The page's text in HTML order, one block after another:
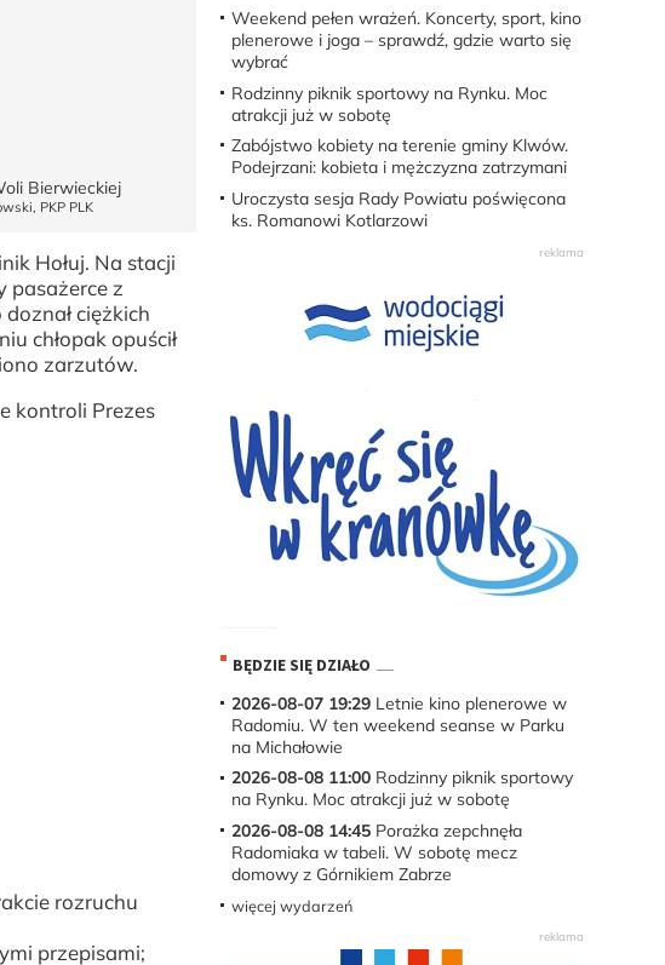
Bierwieckiej
PKP PLK
Hołuj. Na stacji
pasażerce z
ciężkich
chłopak opuścił
zarzutów.
kontroli Prezes
rozruchu
przepisami;
Weekend pełen wrażeń. Koncerty, sport, kino
plenerowe i joga – sprawdź, gdzie warto się
wybrać
Rodzinny piknik sportowy na Rynku. Moc
atrakcji już w sobotę
Zabójstwo kobiety na terenie gminy Klwów.
Podejrzani: kobieta i mężczyzna zatrzymani
Uroczysta sesja Rady Powiatu poświęcona
ks. Romanowi Kotlarzowi
BĘDZIE SIĘ DZIAŁO
2026-08-07 19:29Letnie kino plenerowe w
Radomiu. W ten weekend seanse w Parku
na Michałowie
2026-08-08 11:00Rodzinny piknik sportowy
na Rynku. Moc atrakcji już w sobotę
2026-08-08 14:45Porażka zepchnęła
Radomiaka w tabeli. W sobotę mecz
domowy z Górnikiem Zabrze
więcej wydarzeń